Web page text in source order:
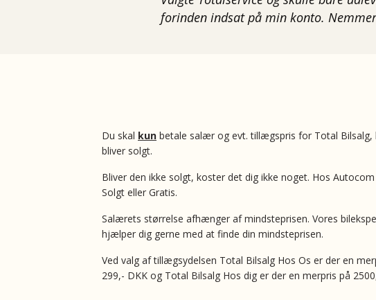
Du skal kun betale salær og evt. tillægspris for Total Bilsalg,
bliver solgt.
Bliver den ikke solgt, koster det dig ikke noget. Hos
Solgt eller Gratis.
Salærets størrelse afhænger af mindsteprisen. Vores
hjælper dig gerne med at finde din mindsteprisen.
Ved valg af tillægsydelsen Total Bilsalg Hos Os er der en
299,- DKK og Total Bilsalg Hos dig er der en merpris på
forinden indsat på min konto.